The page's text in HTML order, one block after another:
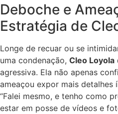
Deboche e
Estratégia de
Longe de recuar ou se
uma condenação, Cleo Loyola
agressiva. Ela não apenas
ameaçou expor mais detalhes
“Falei mesmo, e tenho como
estar em posse de vídeos e